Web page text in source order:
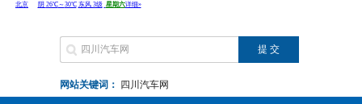
网站关键词： 四川汽车网